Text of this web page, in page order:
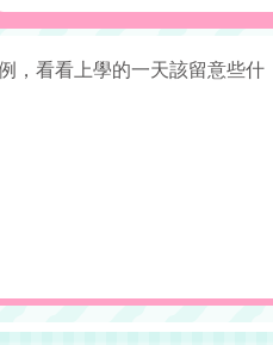
，看看上學的一天該留意些什